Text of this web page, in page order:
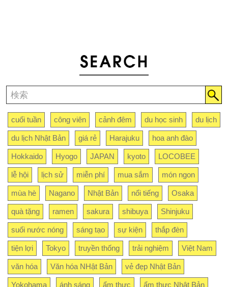
cuối tuần công viên cảnh đêm du học sinh du lịch
du lịch Nhật Bản giá rẻ Harajuku hoa anh đào
Hokkaido Hyogo JAPAN kyoto LOCOBEE
lễ hội lịch sử miễn phí mua sắm món ngon
mùa hè Nagano Nhật Bản nổi tiếng Osaka
quà tặng ramen sakura shibuya Shinjuku
suối nước nóng sáng tạo sự kiện thắp đèn
tiện lợi Tokyo truyền thống trải nghiệm Việt Nam
văn hóa Văn hóa NHật Bản vẻ đẹp Nhật Bản
Yokohama ánh sáng ẩm thực ẩm thực Nhật Bản